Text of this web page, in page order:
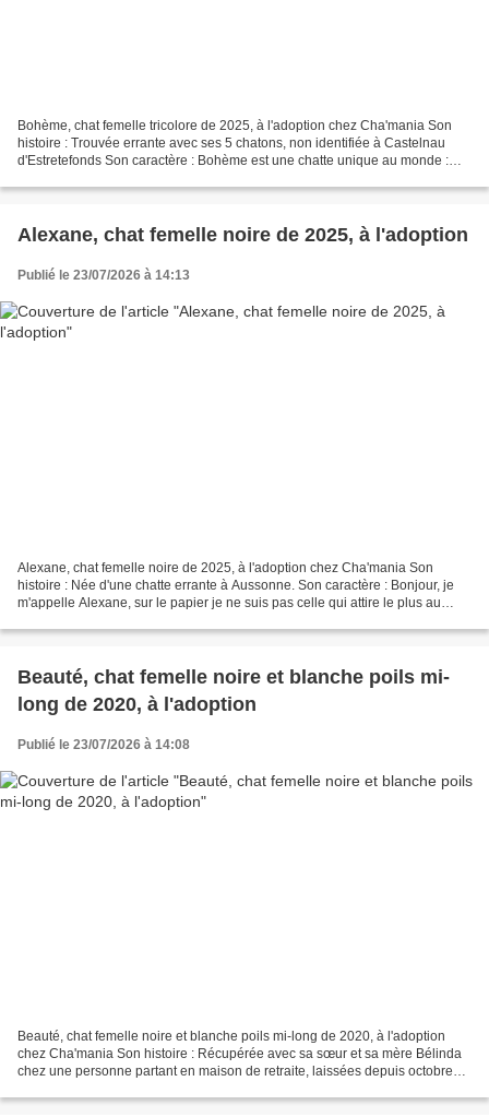
Bohème, chat femelle tricolore de 2025, à l'adoption chez Cha'mania Son
histoire : Trouvée errante avec ses 5 chatons, non identifiée à Castelnau
d'Estretefonds Son caractère : Bohème est une chatte unique au monde :
Alexane, chat femelle noire de 2025, à l'adoption
Publié le 23/07/2026 à 14:13
Alexane, chat femelle noire de 2025, à l'adoption chez Cha'mania Son
histoire : Née d'une chatte errante à Aussonne. Son caractère : Bonjour, je
m'appelle Alexane, sur le papier je ne suis pas celle qui attire le plus au
Beauté, chat femelle noire et blanche poils mi-
long de 2020, à l'adoption
Publié le 23/07/2026 à 14:08
Beauté, chat femelle noire et blanche poils mi-long de 2020, à l'adoption
chez Cha'mania Son histoire : Récupérée avec sa sœur et sa mère Bélinda
chez une personne partant en maison de retraite, laissées depuis octobre